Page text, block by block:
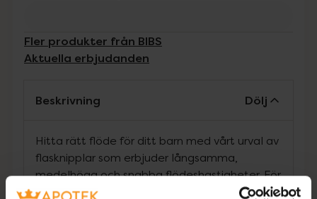
Fler produkter från BIBS
Aktuella erbjudanden
Beskrivning Dölj
Hitta rätt flöde för ditt barn med vårt urval av
flasknipplar som erbjuder långsamma,
medelhöga och snabba flödeshastigheter. För
ammade bebisar rekommenderas en långsam